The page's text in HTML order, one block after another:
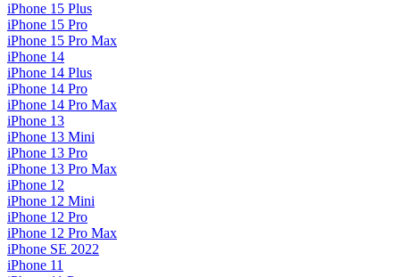
iPhone 15 Plus
iPhone 15 Pro
iPhone 15 Pro Max
iPhone 14
iPhone 14 Plus
iPhone 14 Pro
iPhone 14 Pro Max
iPhone 13
iPhone 13 Mini
iPhone 13 Pro
iPhone 13 Pro Max
iPhone 12
iPhone 12 Mini
iPhone 12 Pro
iPhone 12 Pro Max
iPhone SE 2022
iPhone 11